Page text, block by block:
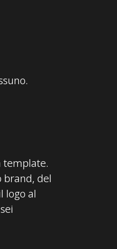
template.
brand, del
logo al